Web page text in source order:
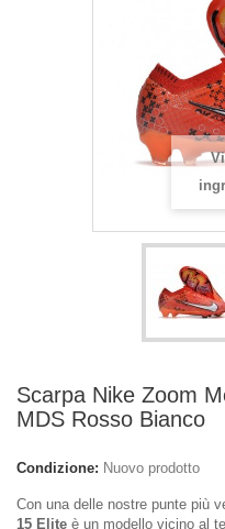
Scarpa Nike Zoom
MDS Rosso Bianco
Condizione: Nuovo prodotto
Con una delle nostre punte più
15 Elite è un modello vicino al